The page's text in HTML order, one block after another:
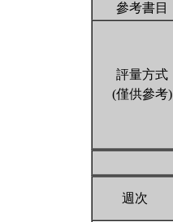
參考書目
評量方式
(僅供參考)
週次